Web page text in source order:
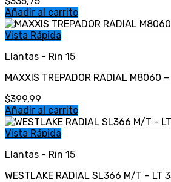
Añadir al carrito
Vista Rápida
Llantas - Rin 15
MAXXIS TREPADOR RADIAL M8060
$399,99
Añadir al carrito
Vista Rápida
Llantas - Rin 15
WESTLAKE RADIAL SL366 M/T – LT